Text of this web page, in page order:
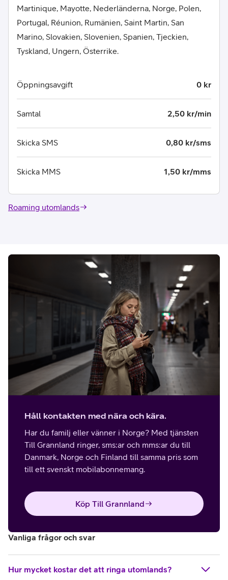
Martinique, Mayotte, Nederländerna, Norge, Polen,
Portugal, Réunion, Rumänien, Saint Martin, San
Marino, Slovakien, Slovenien, Spanien, Tjeckien,
Tyskland, Ungern, Österrike.
Öppningsavgift 0 kr
Samtal 2,50 kr/min
Skicka SMS 0,80 kr/sms
Skicka MMS 1,50 kr/mms
Roaming utomlands
Håll kontakten med nära och kära.
Har du familj eller vänner i Norge? Med tjänsten
Till Grannland ringer, sms:ar och mms:ar du till
Danmark, Norge och Finland till samma pris som
till ett svenskt mobilabonnemang.
Köp Till Grannland
Vanliga frågor och svar
Hur mycket kostar det att ringa utomlands?